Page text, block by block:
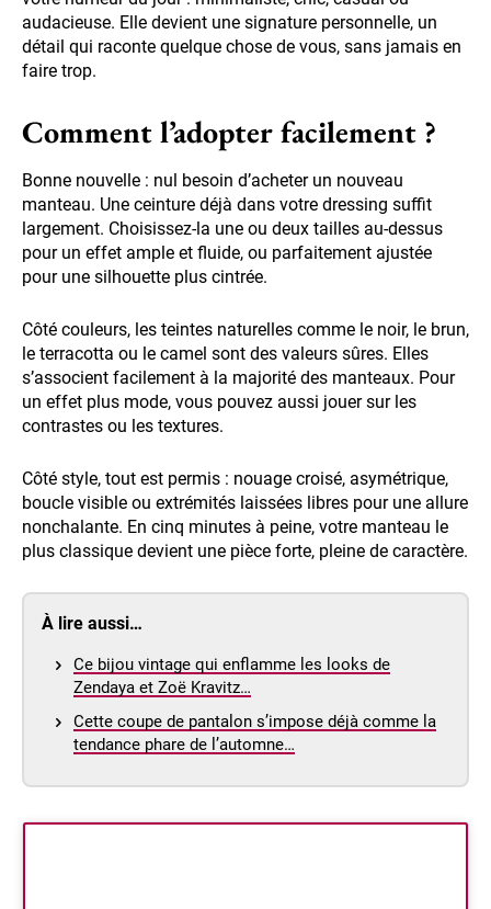
audacieuse. Elle devient une signature personnelle, un
détail qui raconte quelque chose de vous, sans jamais en
faire trop.
Comment l’adopter facilement ?
Bonne nouvelle : nul besoin d’acheter un nouveau
manteau. Une ceinture déjà dans votre dressing suffit
largement. Choisissez-la une ou deux tailles au-dessus
pour un effet ample et fluide, ou parfaitement ajustée
pour une silhouette plus cintrée.
Côté couleurs, les teintes naturelles comme le noir, le brun,
le terracotta ou le camel sont des valeurs sûres. Elles
s’associent facilement à la majorité des manteaux. Pour
un effet plus mode, vous pouvez aussi jouer sur les
contrastes ou les textures.
Côté style, tout est permis : nouage croisé, asymétrique,
boucle visible ou extrémités laissées libres pour une allure
nonchalante. En cinq minutes à peine, votre manteau le
plus classique devient une pièce forte, pleine de caractère.
À lire aussi…
Ce bijou vintage qui enflamme les looks de
Zendaya et Zoë Kravitz…
Cette coupe de pantalon s’impose déjà comme la
tendance phare de l’automne…